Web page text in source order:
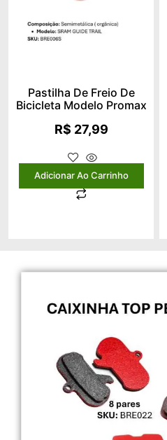
Pastilha De Freio De
Bicicleta Modelo Promax
R$ 27,99
Adicionar Ao Carrinho